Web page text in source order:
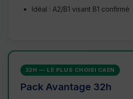
Idéal : A2/B1 visant B1 confirmé
32H — LE PLUS CHOISI CAEN
Pack Avantage 32h